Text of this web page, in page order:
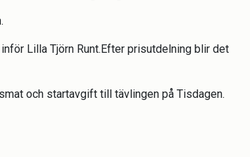
Lilla Tjörn Runt.Efter prisutdelning blir det
och startavgift till tävlingen på Tisdagen.